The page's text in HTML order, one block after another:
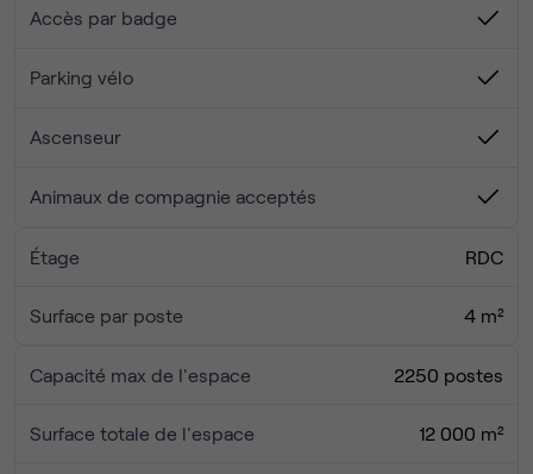
Parking Indigo (3 rues plus loin)
Station Vélib' (10 minutes de marche)
Accès par badge
Parking vélo
Ascenseur
Animaux de compagnie acceptés
Étage RDC
Surface par poste 4 m²
Capacité max de l'espace 2250 postes
Surface totale de l'espace 12 000 m²